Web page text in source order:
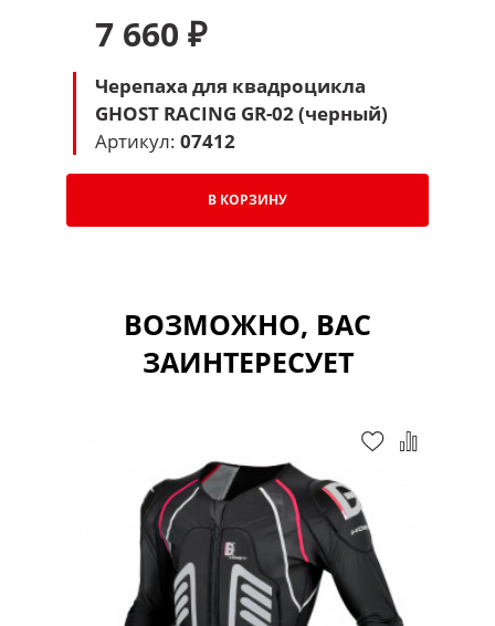
7 660 ₽
Черепаха для квадроцикла
GHOST RACING GR-02 (черный)
Артикул: 07412
В КОРЗИНУ
ВОЗМОЖНО, ВАС
ЗАИНТЕРЕСУЕТ